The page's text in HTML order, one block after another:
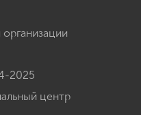
2025
центр